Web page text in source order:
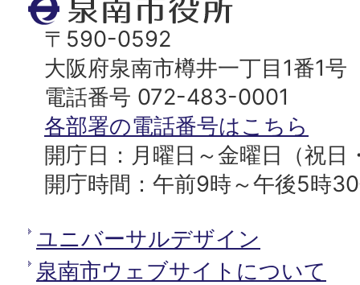
泉
南
市
役
所
〒590-0592
大阪府泉南市樽井一丁目1番1号
電話番号 072-483-0001
各部署の電話番号はこちら
開庁日：月曜日～金曜日（祝日
開庁時間：午前9時～午後5時
ユニバーサルデザイン
泉南市ウェブサイトについて